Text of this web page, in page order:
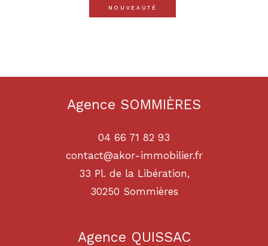
NOUVEAUTÉ
Agence SOMMIÈRES
04 66 71 82 93
contact@akor-immobilier.fr
33 Pl. de la Libération,
30250
sommières
Agence QUISSAC